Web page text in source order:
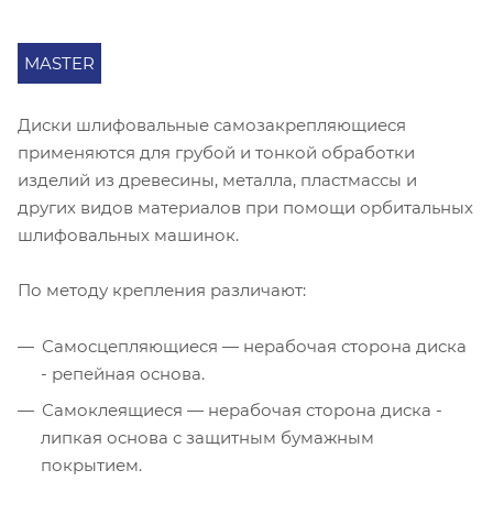
MASTER
Диски шлифовальные самозакрепляющиеся
применяются для грубой и тонкой обработки
изделий из древесины, металла, пластмассы и
других видов материалов при помощи орбитальных
шлифовальных машинок.
По методу крепления различают:
Самосцепляющиеся — нерабочая сторона диска
- репейная основа.
Самоклеящиеся — нерабочая сторона диска -
липкая основа с защитным бумажным
покрытием.